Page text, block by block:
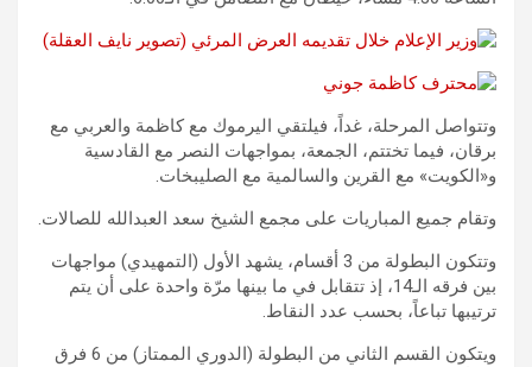
وتتواصل المرحلة، غداً، فيلتقي اليرموك مع كاظمة والعربي مع
برقان، فيما تختتم، الجمعة، بمواجهات النصر مع القادسية
و«الكويت» مع القرين والسالمية مع الصليبخات.
وتقام جميع المباريات على مجمع الشيخ سعد العبدالله للصالات.
وتتكون البطولة من 3 أقسام، يشهد الأول (التمهيدي) مواجهات
بين فرقه الـ14، إذ تتقابل في ما بينها مرّة واحدة على أن يتم
ترتيبها تباعاً، بحسب عدد النقاط.
ويتكون القسم الثاني من البطولة (الدوري الممتاز) من 6 فرق